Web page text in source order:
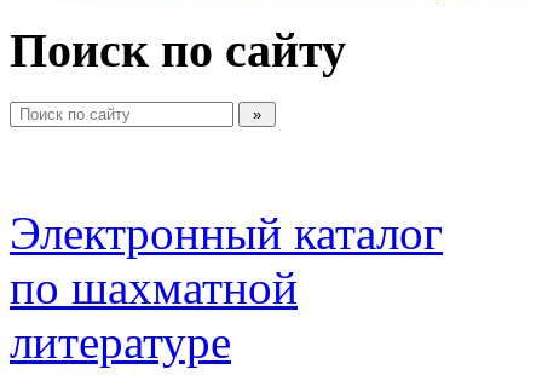
Поиск по сайту
Электронный каталог
по шахматной
литературе